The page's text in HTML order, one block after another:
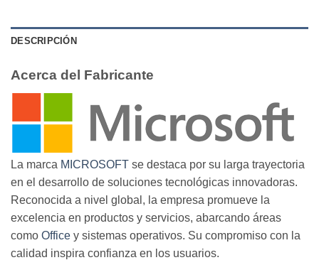
DESCRIPCIÓN
Acerca del Fabricante
La marca MICROSOFT se destaca por su larga trayectoria
en el desarrollo de soluciones tecnológicas innovadoras.
Reconocida a nivel global, la empresa promueve la
excelencia en productos y servicios, abarcando áreas
como Office y sistemas operativos. Su compromiso con la
calidad inspira confianza en los usuarios.